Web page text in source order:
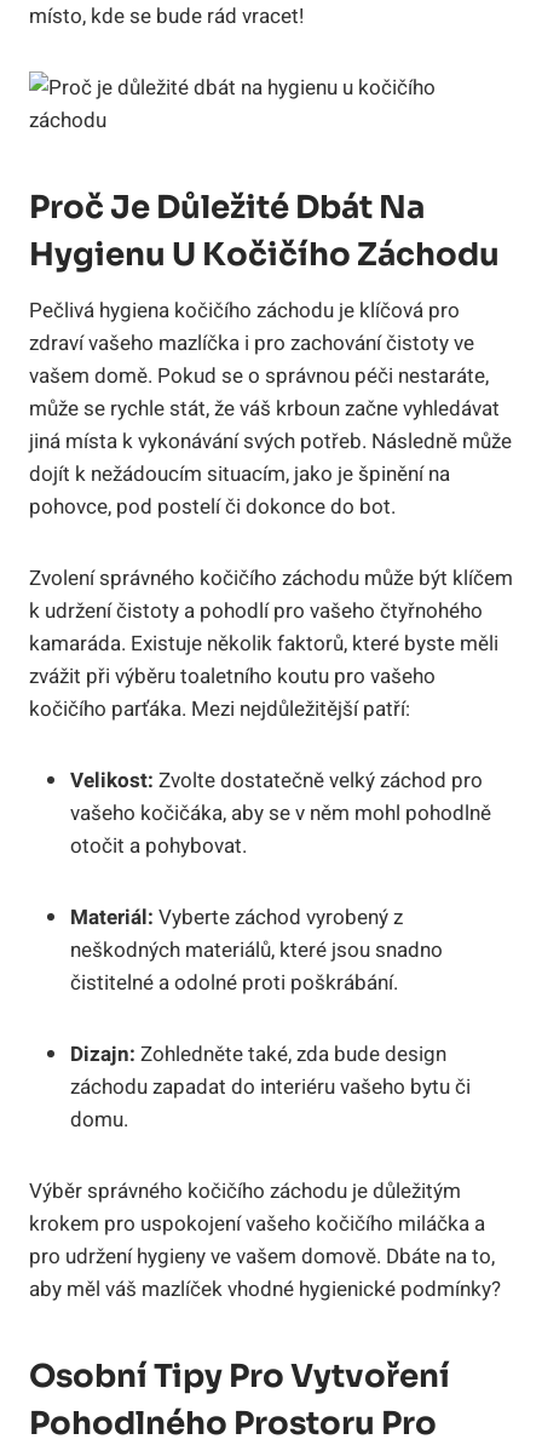
místo, kde se bude rád vracet!
Proč Je Důležité Dbát Na
Hygienu U Kočičího Záchodu
Pečlivá hygiena kočičího záchodu je klíčová pro
zdraví vašeho mazlíčka i pro zachování čistoty ve
vašem domě. Pokud se o správnou péči nestaráte,
může se rychle stát, že váš krboun začne vyhledávat
jiná místa k vykonávání svých potřeb. Následně může
dojít k nežádoucím situacím, jako je špinění na
pohovce, pod postelí či dokonce do bot.
Zvolení správného kočičího záchodu může být klíčem
k udržení čistoty a pohodlí pro vašeho čtyřnohého
kamaráda. Existuje několik faktorů, které byste měli
zvážit při výběru toaletního koutu pro vašeho
kočičího parťáka. Mezi nejdůležitější patří:
Velikost: Zvolte dostatečně velký záchod pro
vašeho kočičáka, aby se v něm mohl pohodlně
otočit a pohybovat.
Materiál: Vyberte záchod vyrobený z
neškodných materiálů, které jsou snadno
čistitelné a odolné proti poškrábání.
Dizajn: Zohledněte také, zda bude design
záchodu zapadat do interiéru vašeho bytu či
domu.
Výběr správného kočičího záchodu je důležitým
krokem pro uspokojení vašeho kočičího miláčka a
pro udržení hygieny ve vašem domově. Dbáte na to,
aby měl váš mazlíček vhodné hygienické podmínky?
Osobní Tipy Pro Vytvoření
Pohodlného Prostoru Pro